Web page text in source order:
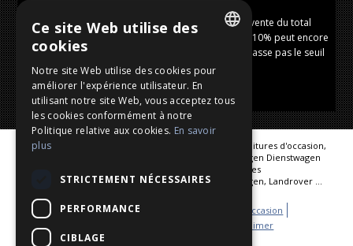
La loi ne prévoit une exception: même si le prix de vente du total
3.000 euros ou plus, puis une avance allant jusqu'à 10% peut encore
être acquittée, à condition que ce paiement ne dépasse pas le seuil
de 3.000 euros en espèces.
Importation et exportation, achat et vente de jeunes voitures d'occasion,
voitures et véhicules d'occasion Jahreswagen Werkswagen Dienstwagen
Premiumcars Voitures presque neuves Voitures hybrides
Nos marques: Audi, BMW, Mercedes, Porsche, Volkswagen, Landrover ...
Hot cars
Galerie voitures vendues
Stock voitures d'occasion
Nous achetons votre voiture
Disclaimer
FRENCH
Ce site Web utilise des
cookies
Notre site Web utilise des cookies pour
améliorer l'expérience utilisateur. En
utilisant notre site Web, vous acceptez tous
les cookies conformément à notre
Politique relative aux cookies. En savoir
plus
STRICTEMENT NÉCESSAIRES
PERFORMANCE
CIBLAGE